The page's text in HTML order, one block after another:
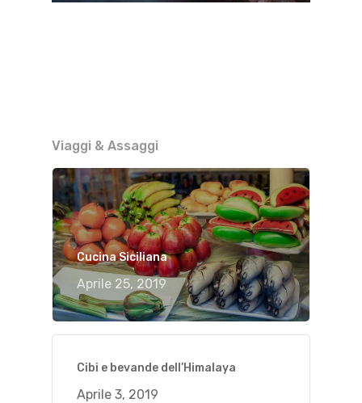
Viaggi & Assaggi
Cucina Siciliana
Aprile 25, 2019
Cibi e bevande dell’Himalaya
Aprile 3, 2019